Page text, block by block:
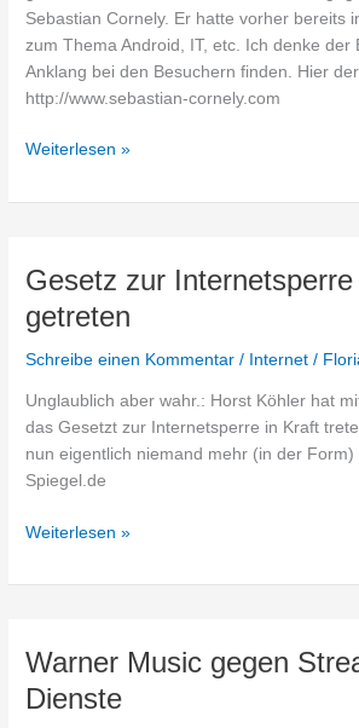
Sebastian Cornely. Er hatte vorher bereits
zum Thema Android, IT, etc. Ich denke der
Anklang bei den Besuchern finden. Hier
http://www.sebastian-cornely.com
Blog
Sebastian
Weiterlesen »
Gesetz zur
getreten
Schreibe einen Kommentar / Internet /
Unglaublich aber wahr.: Horst Köhler hat
das Gesetzt zur Internetsperre in Kraft
nun eigentlich niemand mehr (in der Form)
Spiegel.de
Gesetz
Internetsperre
Kraft
getreten
Weiterlesen »
Warner Music gegen
Dienste